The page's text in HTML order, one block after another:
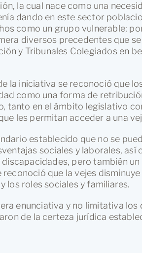
la cual nace como una
dando en este sector
como un grupo vulnerable;
diversos precedentes que
y Tribunales Colegiados en
la iniciativa se reconoció que
como una forma de
tanto en el ámbito legislativo
les permitan acceder a una
establecido que no se
sociales y laborales, así
pero también
que la vejes
los roles sociales y familiares.
enunciativa y no limitativa los
de la certeza jurídica